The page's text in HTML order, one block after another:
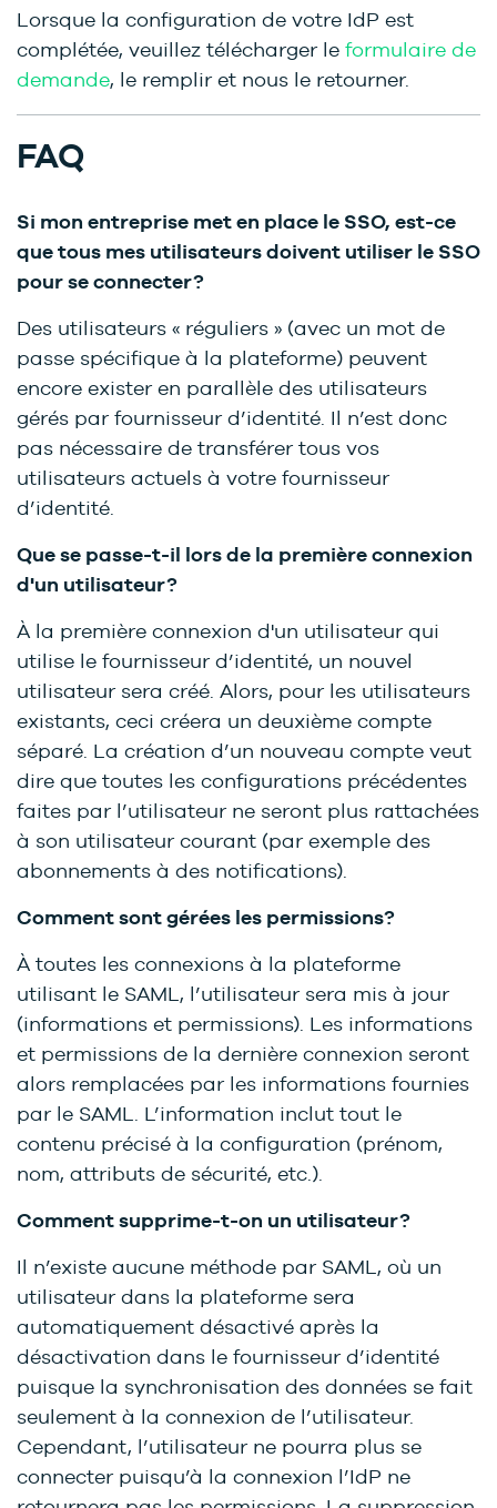
Lorsque la configuration de votre IdP est
complétée, veuillez télécharger le formulaire de
demande, le remplir et nous le retourner.
FAQ
Si mon entreprise met en place le SSO, est-ce
que tous mes utilisateurs doivent utiliser le SSO
pour se connecter?
Des utilisateurs « réguliers » (avec un mot de
passe spécifique à la plateforme) peuvent
encore exister en parallèle des utilisateurs
gérés par fournisseur d’identité. Il n’est donc
pas nécessaire de transférer tous vos
utilisateurs actuels à votre fournisseur
d’identité.
Que se passe-t-il lors de la première connexion
d'un utilisateur?
À la première connexion d'un utilisateur qui
utilise le fournisseur d’identité, un nouvel
utilisateur sera créé. Alors, pour les utilisateurs
existants, ceci créera un deuxième compte
séparé. La création d’un nouveau compte veut
dire que toutes les configurations précédentes
faites par l’utilisateur ne seront plus rattachées
à son utilisateur courant (par exemple des
abonnements à des notifications).
Comment sont gérées les permissions?
À toutes les connexions à la plateforme
utilisant le SAML, l’utilisateur sera mis à jour
(informations et permissions). Les informations
et permissions de la dernière connexion seront
alors remplacées par les informations fournies
par le SAML. L’information inclut tout le
contenu précisé à la configuration (prénom,
nom, attributs de sécurité, etc.).
Comment supprime-t-on un utilisateur?
Il n’existe aucune méthode par SAML, où un
utilisateur dans la plateforme sera
automatiquement désactivé après la
désactivation dans le fournisseur d’identité
puisque la synchronisation des données se fait
seulement à la connexion de l’utilisateur.
Cependant, l’utilisateur ne pourra plus se
connecter puisqu’à la connexion l’IdP ne